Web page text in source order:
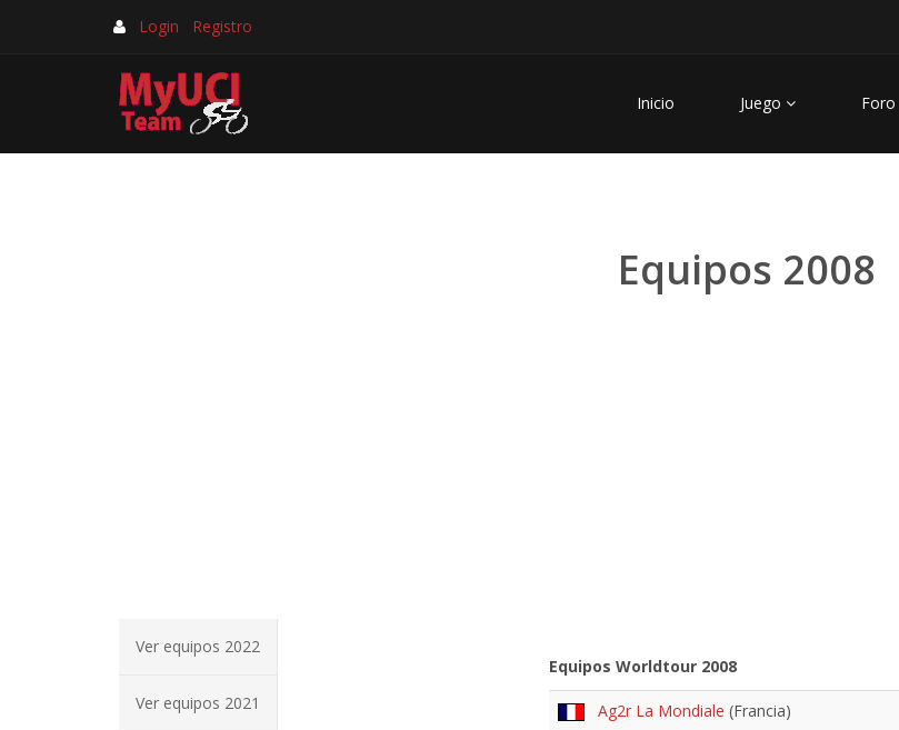
Login Registro
Inicio Juego Foro
Equipos 2008
Ver equipos 2022
Ver equipos 2021
Equipos Worldtour 2008
Ag2r La Mondiale (Francia)